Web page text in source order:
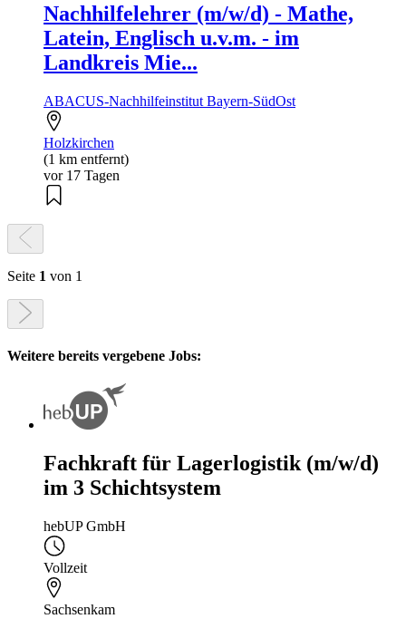
Nachhilfelehrer (m/w/d) - Mathe,
Latein, Englisch u.v.m. - im
Landkreis Mie...
ABACUS-Nachhilfeinstitut Bayern-SüdOst
Holzkirchen
(1 km entfernt)
vor 17 Tagen
Seite 1 von 1
Weitere bereits vergebene Jobs:
Fachkraft für Lagerlogistik (m/w/d)
im 3 Schichtsystem
hebUP GmbH
Vollzeit
Sachsenkam